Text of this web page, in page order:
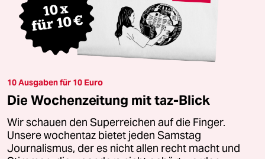
10 Ausgaben für 10 Euro
Die Wochenzeitung mit taz-Blick
Wir schauen den Superreichen auf die Finger.
Unsere wochentaz bietet jeden Samstag
Journalismus, der es nicht allen recht macht und